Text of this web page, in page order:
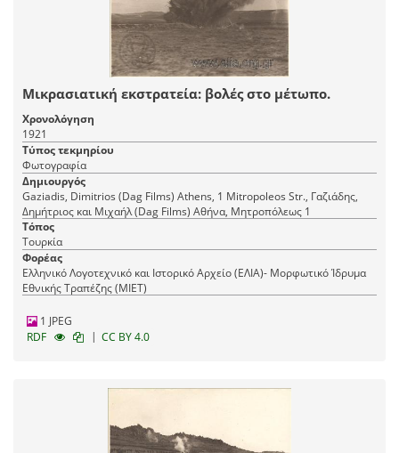
Μικρασιατική εκστρατεία: βολές στο μέτωπο.
Χρονολόγηση
1921
Τύπος τεκμηρίου
Φωτογραφία
Δημιουργός
Gaziadis, Dimitrios (Dag Films) Athens, 1 Mitropoleos Str., Γαζιάδης,
Δημήτριος και Μιχαήλ (Dag Films) Αθήνα, Mητροπόλεως 1
Τόπος
Τουρκία
Φορέας
Ελληνικό Λογοτεχνικό και Ιστορικό Αρχείο (ΕΛΙΑ)- Μορφωτικό Ίδρυμα
Εθνικής Τραπέζης (ΜΙΕΤ)
1 JPEG
RDF
| CC BY 4.0